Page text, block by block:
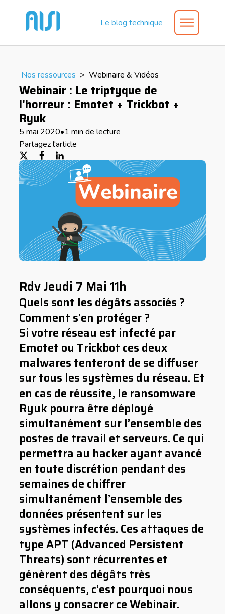
Le blog technique
Nos ressources > Webinaire & Vidéos
Webinair : Le triptyque de
l'horreur : Emotet + Trickbot +
Ryuk
5 mai 2020•1 min de lecture
Partagez l'article
Rdv Jeudi 7 Mai 11h
Quels sont les dégâts associés ?
Comment s’en protéger ?
Si votre réseau est infecté par
Emotet ou Trickbot ces deux
malwares tenteront de se diffuser
sur tous les systèmes du réseau. Et
en cas de réussite, le ransomware
Ryuk pourra être déployé
simultanément sur l’ensemble des
postes de travail et serveurs. Ce qui
permettra au hacker ayant avancé
en toute discrétion pendant des
semaines de chiffrer
simultanément l’ensemble des
données présentent sur les
systèmes infectés. Ces attaques de
type APT (Advanced Persistent
Threats) sont récurrentes et
génèrent des dégâts très
conséquents, c’est pourquoi nous
allons y consacrer ce Webinair.